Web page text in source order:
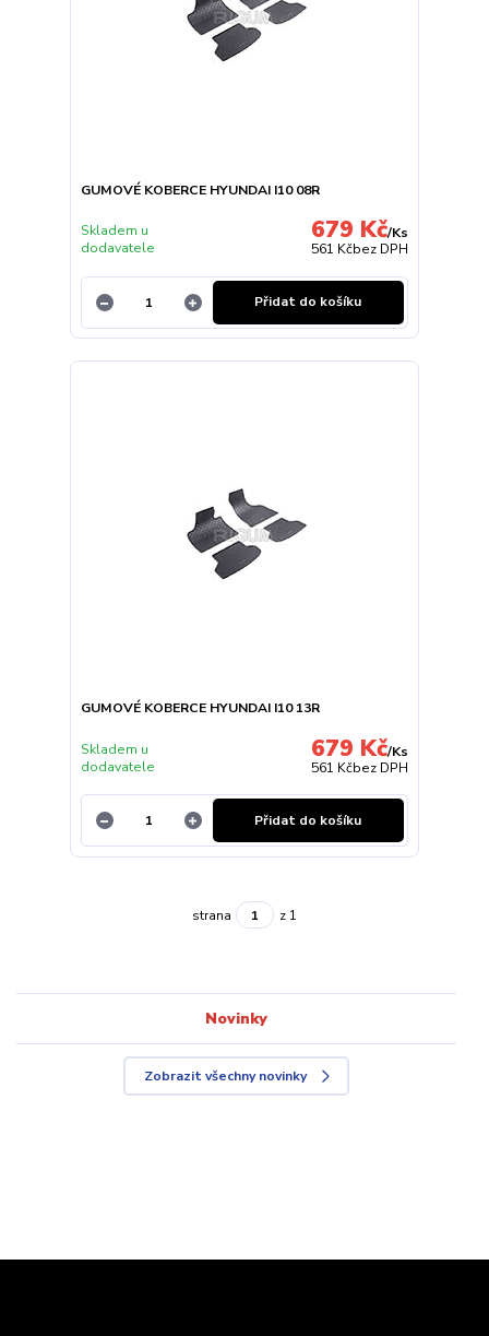
GUMOVÉ KOBERCE HYUNDAI I10 08R
679 Kč/Ks
561 Kčbez DPH
Skladem u
dodavatele
Přidat do košíku
GUMOVÉ KOBERCE HYUNDAI I10 13R
679 Kč/Ks
561 Kčbez DPH
Skladem u
dodavatele
Přidat do košíku
strana z 1
Novinky
Zobrazit všechny novinky